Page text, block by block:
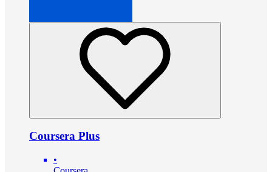
Coursera Plus
•